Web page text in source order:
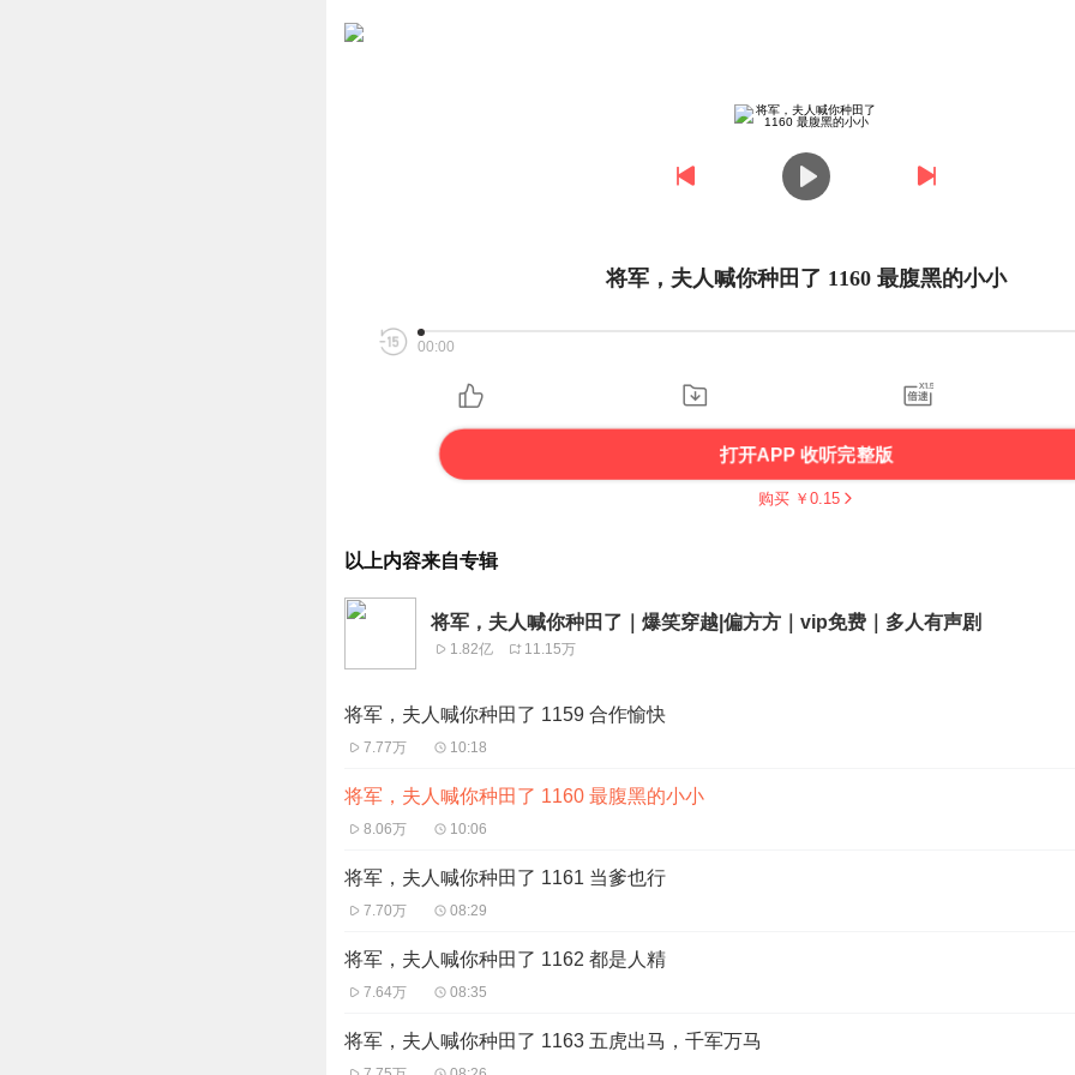
将军，夫人喊你种田了 1160 最腹黑的小小
00:00
打开APP 收听完整版
购买 ￥ 0.15
以上内容来自专辑
将军，夫人喊你种田了｜爆笑穿越|偏方方｜vip免费｜多人有声剧
1.82亿 11.15万
将军，夫人喊你种田了 1159 合作愉快
7.77万 10:18
将军，夫人喊你种田了 1160 最腹黑的小小
8.06万 10:06
将军，夫人喊你种田了 1161 当爹也行
7.70万 08:29
将军，夫人喊你种田了 1162 都是人精
7.64万 08:35
将军，夫人喊你种田了 1163 五虎出马，千军万马